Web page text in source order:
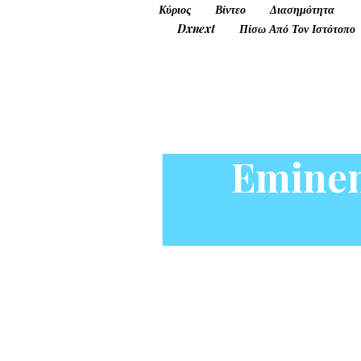
Κύριος Βίντεο
Διασημότητα
Dxnext
Πίσω Από Τον Ιστότοπο